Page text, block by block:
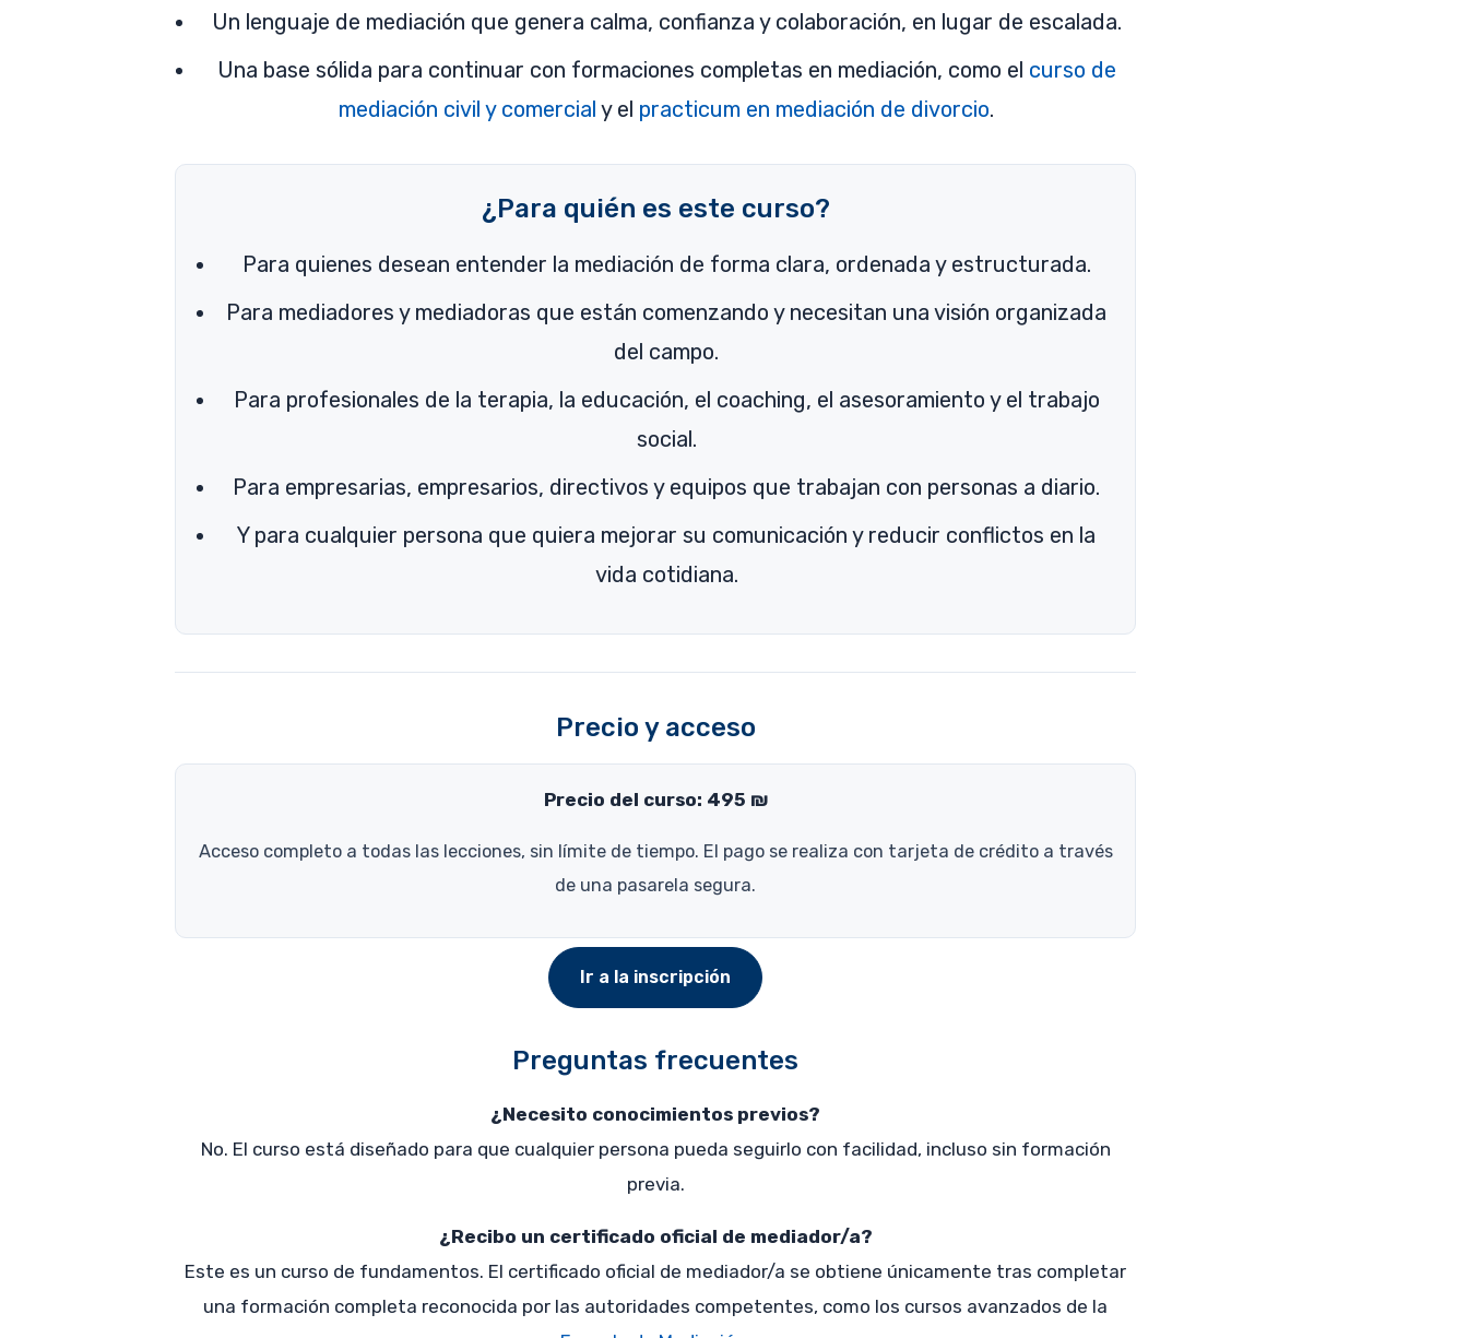
Un lenguaje de mediación que genera calma, confianza y colaboración, en lugar de escalada.
Una base sólida para continuar con formaciones completas en mediación, como el curso de
mediación civil y comercial y el practicum en mediación de divorcio.
¿Para quién es este curso?
Para quienes desean entender la mediación de forma clara, ordenada y estructurada.
Para mediadores y mediadoras que están comenzando y necesitan una visión organizada
del campo.
Para profesionales de la terapia, la educación, el coaching, el asesoramiento y el trabajo
social.
Para empresarias, empresarios, directivos y equipos que trabajan con personas a diario.
Y para cualquier persona que quiera mejorar su comunicación y reducir conflictos en la
vida cotidiana.
Precio y acceso
Precio del curso: 495 ₪
Acceso completo a todas las lecciones, sin límite de tiempo. El pago se realiza con tarjeta de crédito a través
de una pasarela segura.
Ir a la inscripción
Preguntas frecuentes
¿Necesito conocimientos previos?
No. El curso está diseñado para que cualquier persona pueda seguirlo con facilidad, incluso sin formación
previa.
¿Recibo un certificado oficial de mediador/a?
Este es un curso de fundamentos. El certificado oficial de mediador/a se obtiene únicamente tras completar
una formación completa reconocida por las autoridades competentes, como los cursos avanzados de la